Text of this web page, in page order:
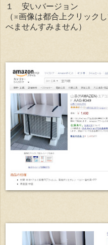
１ 安いバージョン
（※画像は都合上クリック
べませんすみません）